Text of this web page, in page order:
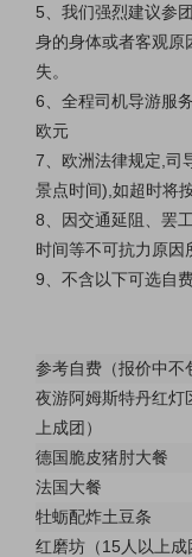
5、我们强烈建议参
身的身体或者客观原
失。
6、全程司机导游服
欧元
7、欧洲法律规定,司
景点时间),如超时将
8、因交通延阻、罢
时间等不可抗力原因
9、不含以下可选自
参考自费（报价中不
夜游阿姆斯特丹红灯
上成团）
德国脆皮猪肘大餐
法国大餐
牡蛎配炸土豆条
红磨坊（15人以上成